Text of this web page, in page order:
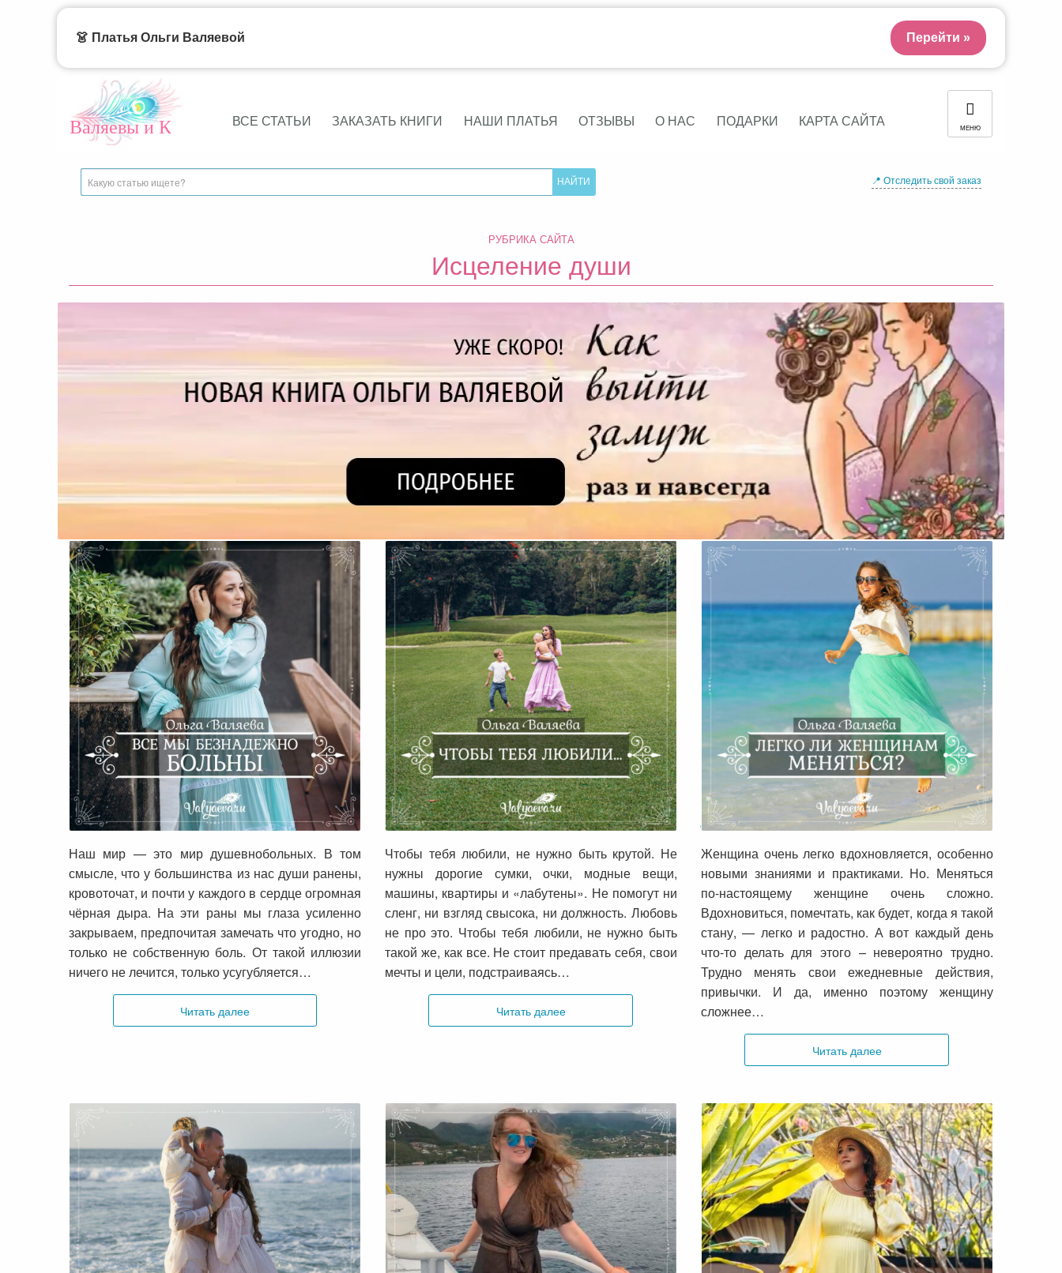
Валяевы и К ВСЕ СТАТЬИ ЗАКАЗАТЬ КНИГИ НАШИ ПЛАТЬЯ ОТЗЫВЫ О НАС ПОДАРКИ КАРТА САЙТА МЕНЮ
📍 Отследить свой заказ
РУБРИКА САЙТА
Исцеление души
Все мы безнадежно больны
Наш мир — это мир душевнобольных. В том
смысле, что у большинства из нас души ранены,
кровоточат, и почти у каждого в сердце огромная
чёрная дыра. На эти раны мы глаза усиленно
закрываем, предпочитая замечать что угодно, но
только не собственную боль. От такой иллюзии
ничего не лечится, только усугубляется…
Читать далее
Чтобы тебя любили…
Чтобы тебя любили, не нужно быть крутой. Не
нужны дорогие сумки, очки, модные вещи,
машины, квартиры и «лабутены». Не помогут ни
сленг, ни взгляд свысока, ни должность. Любовь
не про это. Чтобы тебя любили, не нужно быть
такой же, как все. Не стоит предавать себя, свои
мечты и цели, подстраиваясь…
Читать далее
Легко ли женщинам меняться?
Женщина очень легко вдохновляется, особенно
новыми знаниями и практиками. Но. Меняться
по-настоящему женщине очень сложно.
Вдохновиться, помечтать, как будет, когда я такой
стану, — легко и радостно. А вот каждый день
что-то делать для этого – невероятно трудно.
Трудно менять свои ежедневные действия,
привычки. И да, именно поэтому женщину
сложнее…
Читать далее
👗 Платья Ольги Валяевой Перейти »